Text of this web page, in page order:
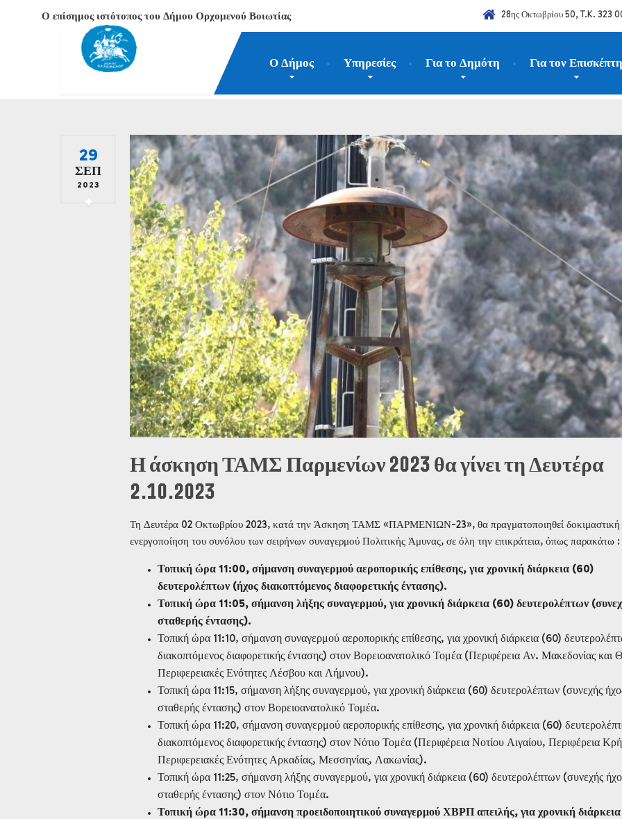
Ο επίσημος ιστότοπος του Δήμου Ορχομενού Βοιωτίας 28ης Οκτωβρίου 50, T.K. 323
Ο Δήμος Υπηρεσίες Για το Δημότη Για τον Επισκέπτη
Νέα-Επικαιρότητα Σεπτέμβριος
29
ΣΕΠ
2023
Η άσκηση ΤΑΜΣ Παρμενίων 2023 θα γίνει τη Δευτέρα
2.10.2023
Τη Δευτέρα 02 Οκτωβρίου 2023, κατά την Άσκηση ΤΑΜΣ «ΠΑΡΜΕΝΙΩΝ-23», θα πραγματοποιηθεί δοκιμαστική
ενεργοποίηση του συνόλου των σειρήνων συναγερμού Πολιτικής Άμυνας, σε όλη την επικράτεια, όπως παρακάτω :
Τοπική ώρα 11:00, σήμανση συναγερμού αεροπορικής επίθεσης, για χρονική διάρκεια (60)
δευτερολέπτων (ήχος διακοπτόμενος διαφορετικής έντασης).
Τοπική ώρα 11:05, σήμανση λήξης συναγερμού, για χρονική διάρκεια (60) δευτερολέπτων
σταθερής έντασης).
Τοπική ώρα 11:10, σήμανση συναγερμού αεροπορικής επίθεσης, για χρονική διάρκεια (60)
διακοπτόμενος διαφορετικής έντασης) στον Βορειοανατολικό Τομέα (Περιφέρεια Αν. Μακεδονίας και
Περιφερειακές Ενότητες Λέσβου και Λήμνου).
Τοπική ώρα 11:15, σήμανση λήξης συναγερμού, για χρονική διάρκεια (60) δευτερολέπτων (συνεχής
σταθερής έντασης) στον Βορειοανατολικό Τομέα.
Τοπική ώρα 11:20, σήμανση συναγερμού αεροπορικής επίθεσης, για χρονική διάρκεια (60)
διακοπτόμενος διαφορετικής έντασης) στον Νότιο Τομέα (Περιφέρεια Νοτίου Αιγαίου, Περιφέρεια
Περιφερειακές Ενότητες Αρκαδίας, Μεσσηνίας, Λακωνίας).
Τοπική ώρα 11:25, σήμανση λήξης συναγερμού, για χρονική διάρκεια (60) δευτερολέπτων (συνεχής
σταθερής έντασης) στον Νότιο Τομέα.
Τοπική ώρα 11:30, σήμανση προειδοποιητικού συναγερμού ΧΒΡΠ απειλής, για χρονική